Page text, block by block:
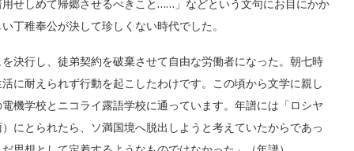
せしめて帰郷させるべきこと……」などという文句にお目にかか
丁稚奉公が決して珍しくない時代でした。
行し、徒弟契約を破棄させて自由な労働者になった。朝七時
に耐えられず行動を起こしたわけです。この頃から文学に親し
機学校とニコライ露語学校に通っています。年譜には「ロシヤ
にとられたら、ソ満国境へ脱出しようと考えていたからであっ